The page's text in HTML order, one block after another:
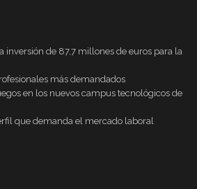
inversión de 87,7 millones de euros para la
más demandados
en los nuevos campus tecnológicos de
que demanda el mercado laboral